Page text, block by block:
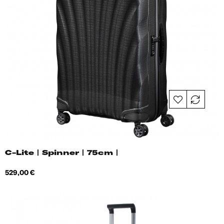
C-Lite | Spinner | 75cm |
Hind
529,00 €